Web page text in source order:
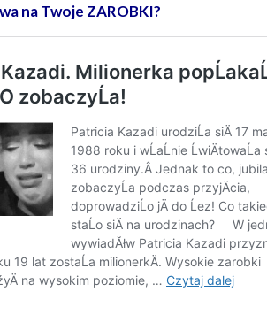
na Twoje ZAROBKI?